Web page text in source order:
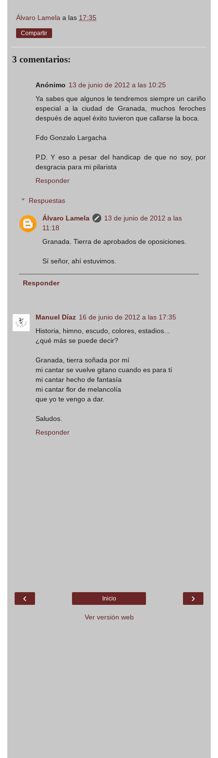
Álvaro Lamela a las 17:35
Compartir
3 comentarios:
Anónimo 13 de junio de 2012 a las 10:25
Ya sabes que algunos le tendremos siempre un cariño
especial a la ciudad de Granada, muchos feroches
después de aquel éxito tuvieron que callarse la boca.
Fdo Gonzalo Largacha
P.D. Y eso a pesar del handicap de que no soy, por
desgracia para mi pilarista
Responder
Respuestas
Álvaro Lamela
13 de junio de 2012 a las
11:18
Granada. Tierra de aprobados de oposiciones.
Sí señor, ahí estuvimos.
Responder
Manuel Díaz 16 de junio de 2012 a las 17:35
Historia, himno, escudo, colores, estadios...
¿qué más se puede decir?
Granada, tierra soñada por mí
mi cantar se vuelve gitano cuando es para tí
mi cantar hecho de fantasía
mi cantar flor de melancolía
que yo te vengo a dar.
Saludos.
Responder
‹ ›
Inicio
Ver versión web